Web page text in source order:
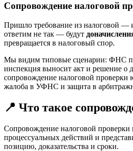
Сопровождение налоговой
Пришло требование из налоговой — и
ответим не так — будут
превращается в налоговый спор.
Мы видим типовые сценарии: ФНС
инспекция выносит акт и решение о
сопровождение налоговой проверки
жалоба в УФНС и защита в
📍 Что такое
Сопровождение налоговой
процессуальных действий и
позицию, доказательства и сроки.